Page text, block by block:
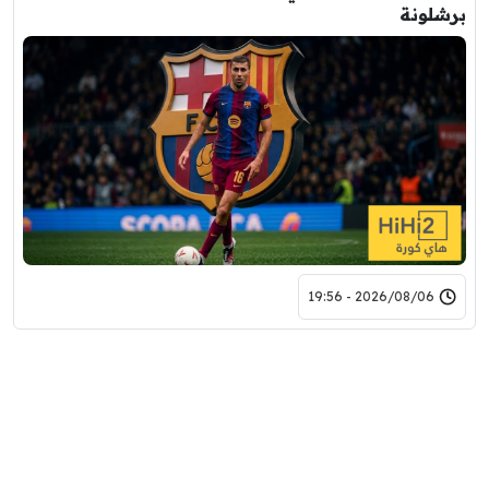
برشلونة
2026/08/06 - 19:56